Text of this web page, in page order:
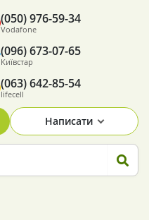
Vodafone
(050) 976-59-34
Київстар
(096) 673-07-65
lifecell
(063) 642-85-54
Написати